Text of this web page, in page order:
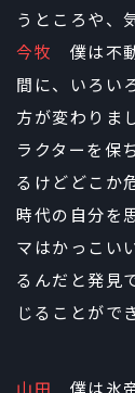
うところや、
今牧 僕は不
間に、いろい
方が変わりま
ラクターを保
るけどどこか
時代の自分を
マはかっこい
るんだと発見
じることがで